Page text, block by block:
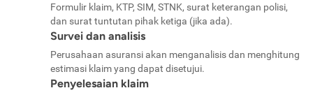
Formulir klaim, KTP, SIM, STNK, surat keterangan polisi,
dan surat tuntutan pihak ketiga (jika ada).
Survei dan analisis
Perusahaan asuransi akan menganalisis dan menghitung
estimasi klaim yang dapat disetujui.
Penyelesaian klaim